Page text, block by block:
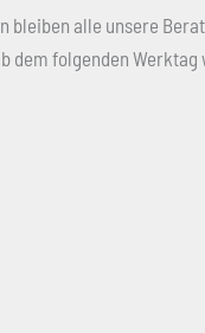
alle unsere
dem folgenden